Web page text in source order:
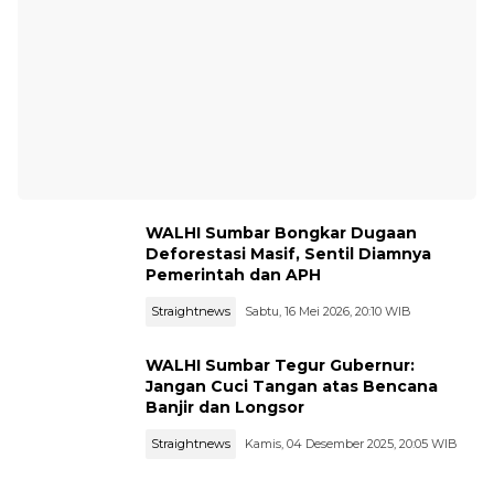
WALHI Sumbar Bongkar Dugaan
Deforestasi Masif, Sentil Diamnya
Pemerintah dan APH
Straightnews Sabtu, 16 Mei 2026, 20:10 WIB
WALHI Sumbar Tegur Gubernur:
Jangan Cuci Tangan atas Bencana
Banjir dan Longsor
Straightnews Kamis, 04 Desember 2025, 20:05 WIB